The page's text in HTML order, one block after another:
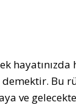
Bu
ve